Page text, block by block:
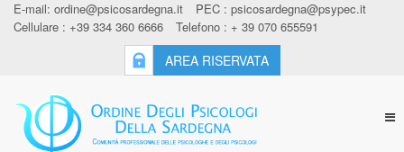
E-mail: ordine@psicosardegna.it PEC : psicosardegna@psypec.it
Cellulare : +39 334 360 6666
Telefono : + 39 070 655591
AREA RISERVATA